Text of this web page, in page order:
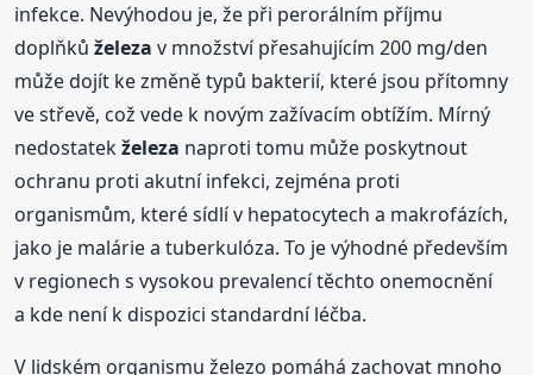
infekce. Nevýhodou je, že při perorálním příjmu
doplňkůželeza v množství přesahujícím 200 mg/den
může dojít ke změně typů bakterií, které jsou přítomny
ve střevě, což vede k novým zažívacím obtížím. Mírný
nedostatekželeza naproti tomu může poskytnout
ochranu proti akutní infekci, zejména proti
organismům, které sídlí v hepatocytech a makrofázích,
jako je malárie a tuberkulóza. To je výhodné především
v regionech s vysokou prevalencí těchto onemocnění
a kde není k dispozici standardní léčba.
V lidském organismu železo pomáhá zachovat mnoho